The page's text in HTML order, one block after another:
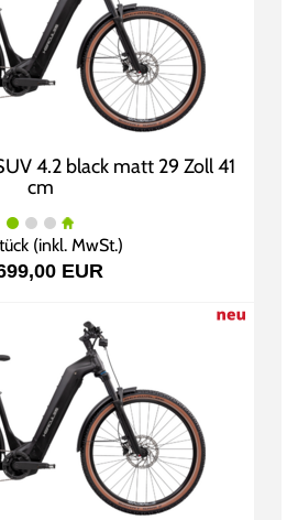
4.2 black matt 29 Zoll 41
cm
(inkl. MwSt.)
EUR